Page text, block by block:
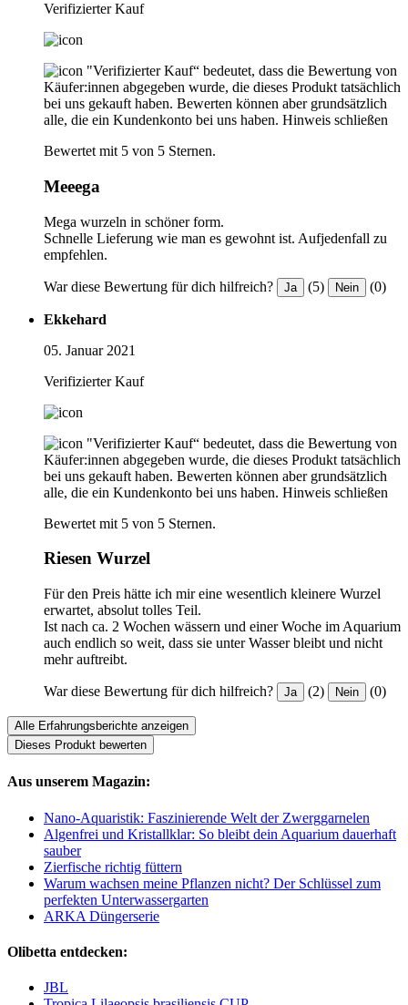
Verifizierter Kauf
"Verifizierter Kauf“ bedeutet, dass die Bewertung von
Käufer:innen abgegeben wurde, die dieses Produkt tatsächlich
bei uns gekauft haben. Bewerten können aber grundsätzlich
alle, die ein Kundenkonto bei uns haben. Hinweis schließen
Bewertet mit 5 von 5 Sternen.
Meeega
Mega wurzeln in schöner form.
Schnelle Lieferung wie man es gewohnt ist. Aufjedenfall zu
empfehlen.
War diese Bewertung für dich hilfreich? Ja (5) Nein (0)
Ekkehard
05. Januar 2021
Verifizierter Kauf
"Verifizierter Kauf“ bedeutet, dass die Bewertung von
Käufer:innen abgegeben wurde, die dieses Produkt tatsächlich
bei uns gekauft haben. Bewerten können aber grundsätzlich
alle, die ein Kundenkonto bei uns haben. Hinweis schließen
Bewertet mit 5 von 5 Sternen.
Riesen Wurzel
Für den Preis hätte ich mir eine wesentlich kleinere Wurzel
erwartet, absolut tolles Teil.
Ist nach ca. 2 Wochen wässern und einer Woche im Aquarium
auch endlich so weit, dass sie unter Wasser bleibt und nicht
mehr auftreibt.
War diese Bewertung für dich hilfreich? Ja (2) Nein (0)
Alle Erfahrungsberichte anzeigen
Dieses Produkt bewerten
Aus unserem Magazin:
Nano-Aquaristik: Faszinierende Welt der Zwerggarnelen
Algenfrei und Kristallklar: So bleibt dein Aquarium dauerhaft
sauber
Zierfische richtig füttern
Warum wachsen meine Pflanzen nicht? Der Schlüssel zum
perfekten Unterwassergarten
ARKA Düngerserie
Olibetta entdecken:
JBL